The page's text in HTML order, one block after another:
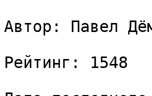
Автор: Павел
Рейтинг: 1548